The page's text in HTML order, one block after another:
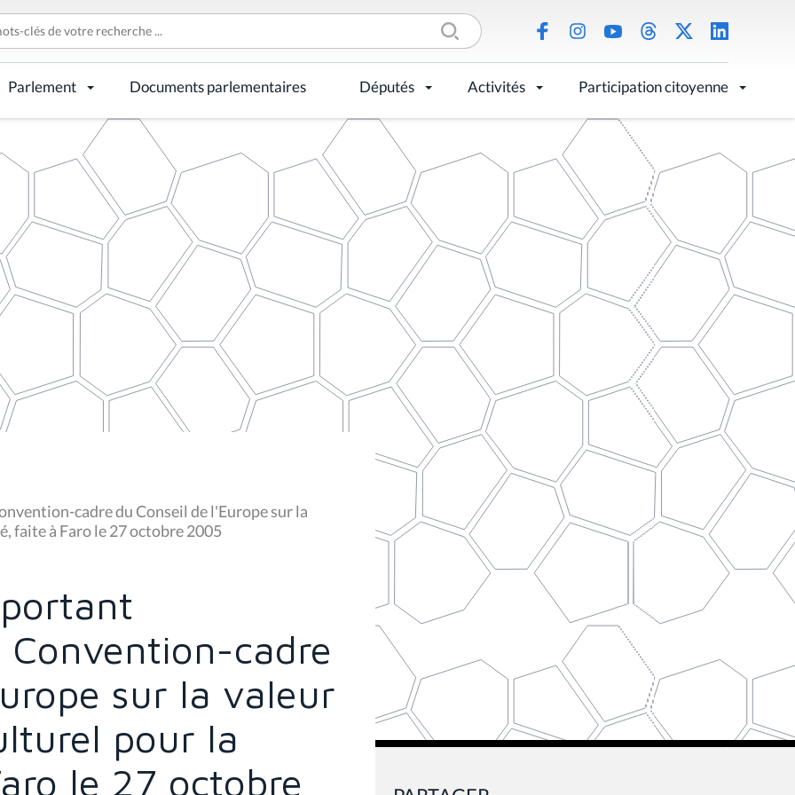
Parlement Documents parlementaires Députés Activités Participation citoyenne
cadre du Conseil de l'Europe sur la
faite à Faro le 27 octobre 2005
cadre
sur la valeur
pour la
le 27 octobre